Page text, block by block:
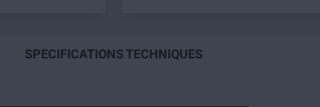
SPECIFICATIONS TECHNIQUES